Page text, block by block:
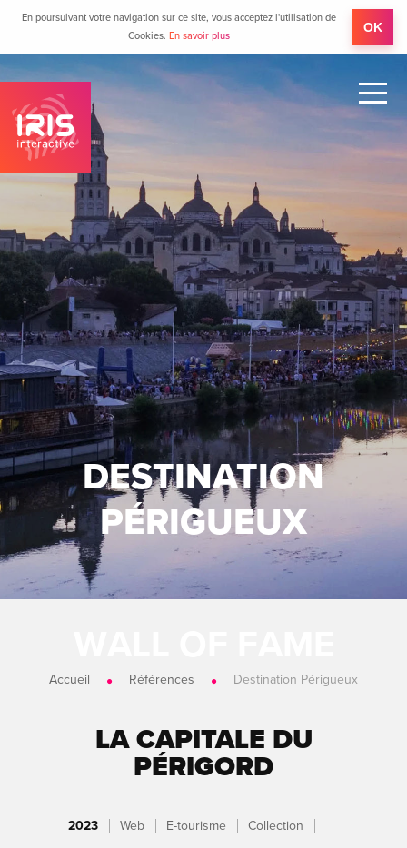
En poursuivant votre navigation sur ce site, vous acceptez l'utilisation de
Cookies. En savoir plus
OK
DESTINATION
PÉRIGUEUX
Accueil Références Destination Périgueux
LA CAPITALE DU
PÉRIGORD
2023 Web E-tourisme Collection